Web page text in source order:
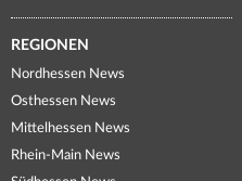
REGIONEN
Nordhessen News
Osthessen News
Mittelhessen News
Rhein-Main News